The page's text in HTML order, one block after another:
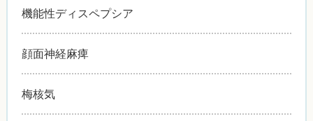
機能性ディスペプシア
顔面神経麻痺
梅核気